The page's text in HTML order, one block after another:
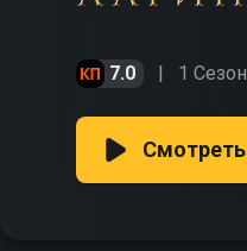
7.0 1 Сезон
Смотреть